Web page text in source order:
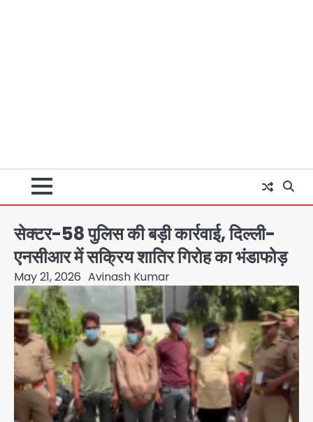
सेक्टर-58 पुलिस की बड़ी कार्रवाई, दिल्ली-
एनसीआर में सक्रिय शातिर गिरोह का भंडाफोड़
May 21, 2026 Avinash Kumar